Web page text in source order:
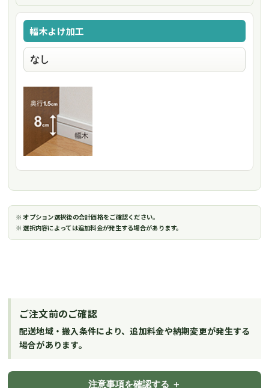
幅木よけ加工
※ オプション選択後の合計価格をご確認ください。
※ 選択内容によっては追加料金が発生する場合があります。
ご注文前のご確認
配送地域・搬入条件により、追加料金や納期変更が発生する
場合があります。
注意事項を確認する